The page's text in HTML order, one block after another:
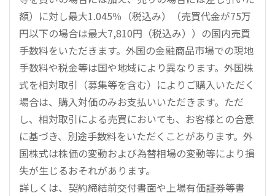
額）に対し最大1.045％（税込み）（売買代金が75万
円以下の場合は最大7,810円（税込み））の国内売買
手数料をいただきます。外国の金融商品市場での現地
手数料や税金等は国や地域により異なります。外国株
式を相対取引（募集等を含む）によりご購入いただく
場合は、購入対価のみお支払いいただきます。ただ
し、相対取引による売買においても、お客様との合意
に基づき、別途手数料をいただくことがあります。外
国株式は株価の変動および為替相場の変動等により損
失が生じるおそれがあります。
詳しくは、契約締結前交付書面や上場有価証券等書